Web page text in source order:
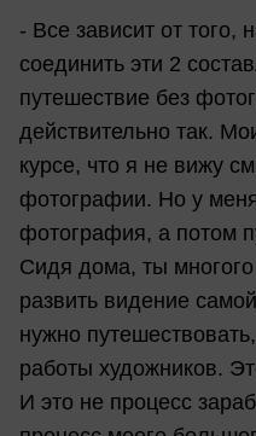
- Все зависит от того,
соединить эти 2
путешествие без
действительно так.
курсе, что я не вижу
фотографии. Но у
фотография, а потом
Сидя дома, ты
развить видение
нужно
работы художников.
И это не процесс